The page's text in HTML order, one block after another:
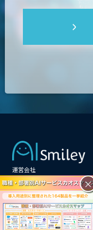
運営会社
よくある質問
メールマガジン登録
情報提供はこちらから
AI企業一覧
×